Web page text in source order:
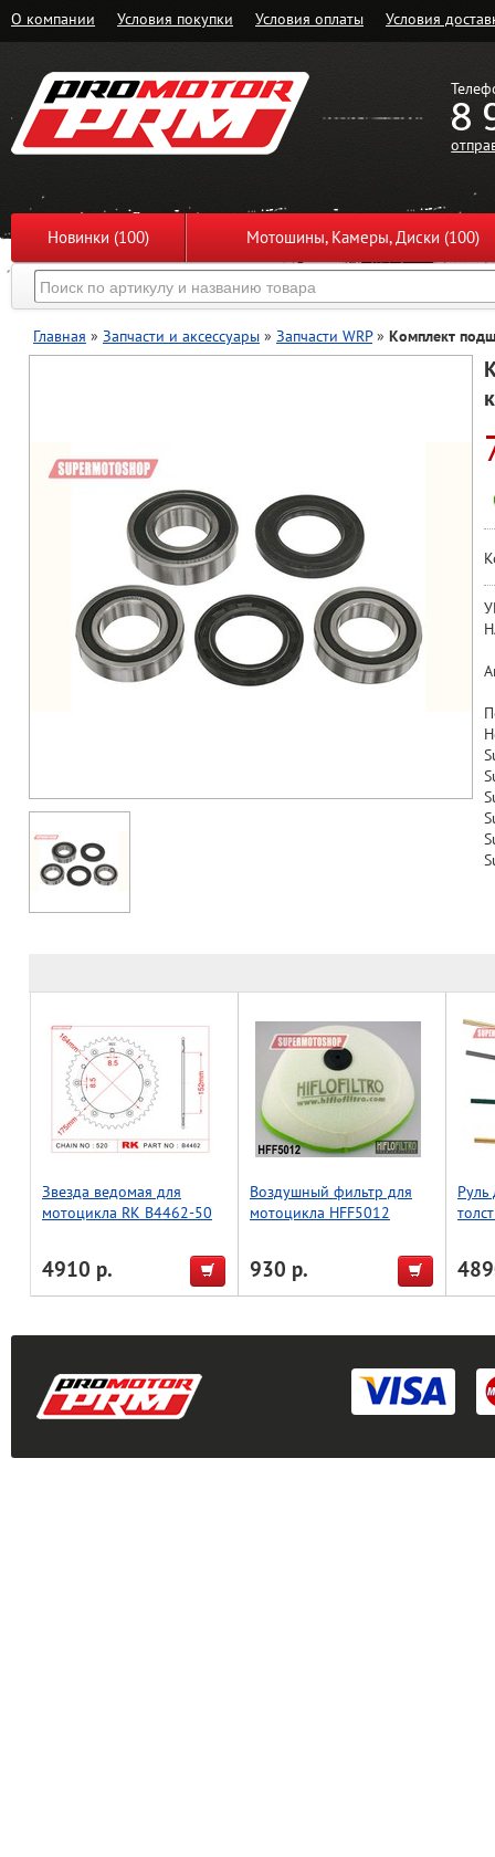
О компании Условия покупки Условия оплаты Условия
8
Новинки (100) Мотошины, Камеры, Диски (100)
Главная » Запчасти и аксессуары » Запчасти WRP» Комплект
Звезда ведомая для
мотоцикла RK B4462-50
4910 р.
Воздушный фильтр для
мотоцикла HFF5012
930 р.
Руль